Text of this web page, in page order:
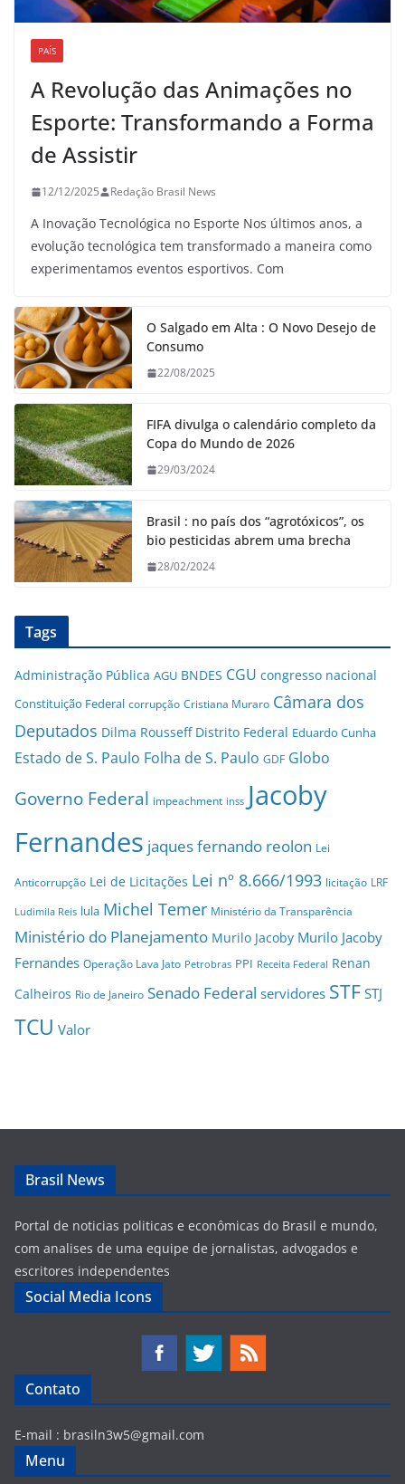
PAÍS
A Revolução das Animações no
Esporte: Transformando a Forma
de Assistir
12/12/2025 Redação Brasil News
A Inovação Tecnológica no Esporte Nos últimos anos, a
evolução tecnológica tem transformado a maneira como
experimentamos eventos esportivos. Com
O Salgado em Alta : O Novo Desejo de
Consumo
22/08/2025
FIFA divulga o calendário completo da
Copa do Mundo de 2026
29/03/2024
Brasil : no país dos “agrotóxicos”, os
bio pesticidas abrem uma brecha
28/02/2024
Tags
Administração Pública AGU BNDES CGU congresso nacional
Constituição Federal corrupção Cristiana Muraro Câmara dos
Deputados Dilma Rousseff Distrito Federal Eduardo Cunha
Estado de S. Paulo Folha de S. Paulo GDF Globo
Governo Federal impeachment inss Jacoby
Fernandes jaques fernando reolon Lei
Anticorrupção Lei de Licitações Lei nº 8.666/1993 licitação LRF
Ludimila Reis lula Michel Temer Ministério da Transparência
Ministério do Planejamento Murilo Jacoby Murilo Jacoby
Fernandes Operação Lava Jato Petrobras PPI Receita Federal Renan
Calheiros Rio de Janeiro Senado Federal servidores STF STJ
TCU Valor
Brasil News
Portal de noticias politicas e econômicas do Brasil e mundo,
com analises de uma equipe de jornalistas, advogados e
escritores independentes
Social Media Icons
Contato
E-mail : brasiln3w5@gmail.com
Menu